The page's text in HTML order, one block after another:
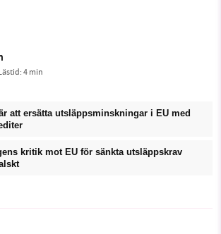
4 min
att ersätta utsläppsminskningar i EU med
kritik mot EU för sänkta utsläppskrav